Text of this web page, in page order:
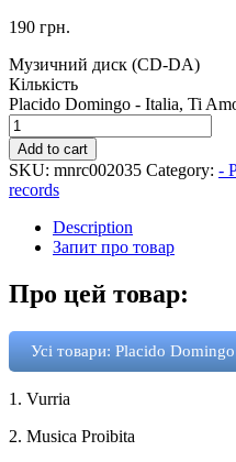
190 грн.
Музичний диск (CD-DA)
Кількість
Placido Domingo - Italia, Ti
Add to cart
SKU: mnrc002035 Category: -
records
Description
Запит про товар
Про цей товар:
Усі товари: Placido Domingo
1. Vurria
2. Musica Proibita